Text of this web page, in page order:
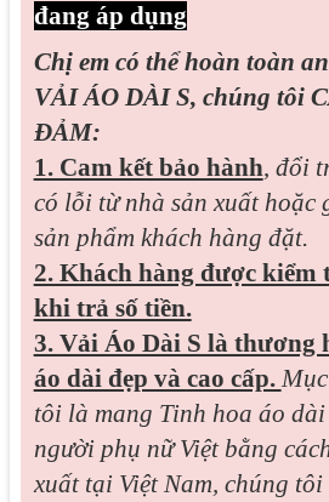
đang áp dụng
Chị em có thể hoàn toàn
VẢI ÁO DÀI S, chúng tôi
ĐẢM:
1. Cam kết bảo hành, đổi
có lỗi từ nhà sản xuất hoặc
sản phẩm khách hàng đặt.
2. Khách hàng được
khi trả số tiền.
3. Vải Áo Dài S là thương
áo dài đẹp và cao cấp.
tôi là mang Tinh hoa áo
người phụ nữ Việt bằng
xuất tại Việt Nam, chúng